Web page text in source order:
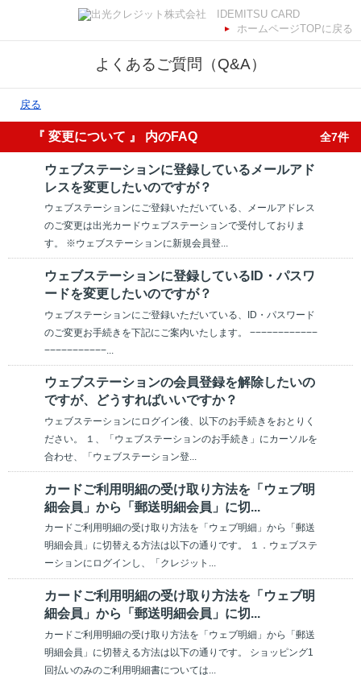
ホームページTOPに戻る
よくあるご質問（Q&A）
戻る
『 変更について 』 内のFAQ 全7件
ウェブステーションに登録しているメールアド
レスを変更したいのですが？
ウェブステーションにご登録いただいている、メールアドレス
のご変更は出光カードウェブステーションで受付しておりま
す。 ※ウェブステーションに新規会員登...
ウェブステーションに登録しているID・パスワ
ードを変更したいのですが？
ウェブステーションにご登録いただいている、ID・パスワード
のご変更お手続きを下記にご案内いたします。 −−−−−−−−−−−−
−−−−−−−−−−−...
ウェブステーションの会員登録を解除したいの
ですが、どうすればいいですか？
ウェブステーションにログイン後、以下のお手続きをおとりく
ださい。 １、「ウェブステーションのお手続き」にカーソルを
合わせ、「ウェブステーション登...
カードご利用明細の受け取り方法を「ウェブ明
細会員」から「郵送明細会員」に切...
カードご利用明細の受け取り方法を「ウェブ明細」から「郵送
明細会員」に切替える方法は以下の通りです。 １．ウェブステ
ーションにログインし、「クレジット...
カードご利用明細の受け取り方法を「ウェブ明
細会員」から「郵送明細会員」に切...
カードご利用明細の受け取り方法を「ウェブ明細」から「郵送
明細会員」に切替える方法は以下の通りです。 ショッピング1
回払いのみのご利用明細書については...